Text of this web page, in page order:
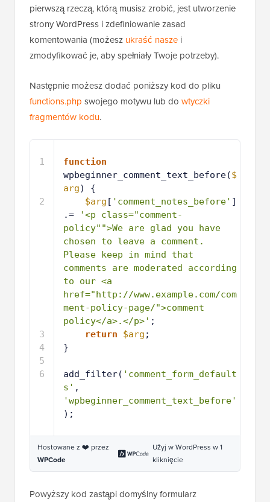
pierwszą rzeczą, którą musisz zrobić, jest utworzenie
strony WordPress i zdefiniowanie zasad
komentowania (możesz ukraść nasze i
zmodyfikować je, aby spełniały Twoje potrzeby).
Następnie możesz dodać poniższy kod do pliku
functions.php swojego motywu lub do wtyczki
fragmentów kodu.
1
2
3
4
5
6
function
wpbeginner_comment_text_before($
arg) {
$arg [ 'comment_notes_before' ]
.=
'<p class="comment-
policy"">We are glad you have
chosen to leave a comment.
Please keep in mind that
comments are moderated according
to our <a
href="http://www.example.com/com
ment-policy-page/">comment
policy</a>.</p>' ;
return
$arg ;
}
add_filter( 'comment_form_default
s'
'wpbeginner_comment_text_before'
);
Hostowane z ❤️ przez
WPCode
Użyj w WordPress w 1
kliknięcie
Powyższy kod zastąpi domyślny formularz